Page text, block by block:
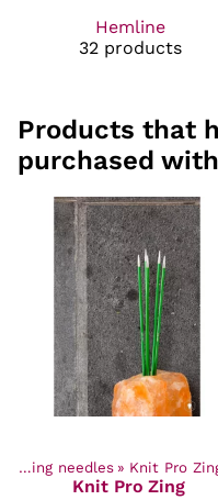
Hemline
32 products
Products that
purchased
Knitting needles ‪» Knit Pro
Knit Pro Zing
‪» Craft Supplies ‪» Knitting